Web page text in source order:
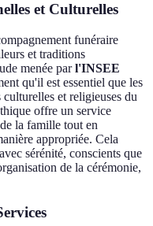
et Culturelles
funéraire
et traditions
menée parl'INSEE
qu'il est essentiel que les
et religieuses du
offre un service
la famille tout en
appropriée. Cela
sérénité, conscients que
de la cérémonie,